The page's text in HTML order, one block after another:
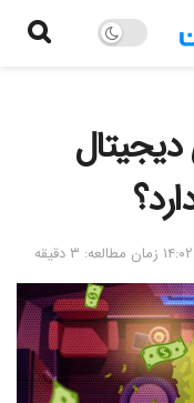
دیجیتال
زمان مطالعه: ۳ دقیقه